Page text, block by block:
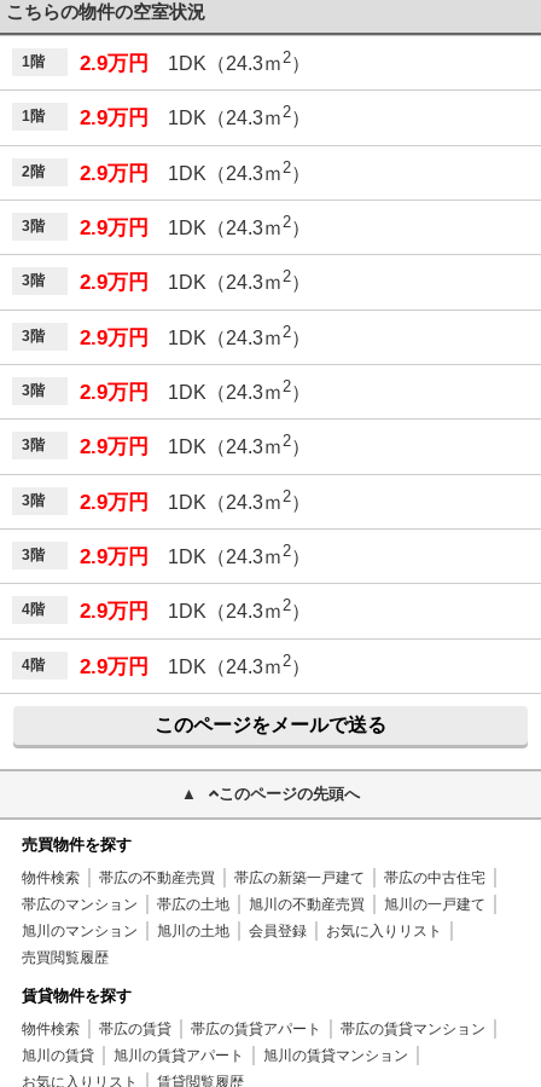
こちらの物件の空室状況
1階 2.9万円 1DK（24.3ｍ2）
1階 2.9万円 1DK（24.3ｍ2）
2階 2.9万円 1DK（24.3ｍ 2）
3階 2.9万円 1DK（24.3ｍ 2）
3階 2.9万円 1DK（24.3ｍ2）
3階 2.9万円 1DK（24.3ｍ 2）
3階 2.9万円 1DK（24.3ｍ 2）
3階 2.9万円 1DK（24.3ｍ2）
3階 2.9万円 1DK（24.3ｍ 2）
3階 2.9万円 1DK（24.3ｍ 2）
4階 2.9万円 1DK（24.3ｍ2）
4階 2.9万円 1DK（24.3ｍ 2）
このページをメールで送る
このページの先頭へ
売買物件を探す
物件検索 帯広の不動産売買 帯広の新築一戸建て
帯広の中古住宅
帯広のマンション
帯広の土地 旭川の不動産売買
旭川の一戸建て
旭川のマンション
旭川の土地 会員登録
お気に入りリスト
売買閲覧履歴
賃貸物件を探す
物件検索 帯広の賃貸 帯広の賃貸アパート
帯広の賃貸マンション
旭川の賃貸
旭川の賃貸アパート
旭川の賃貸マンション
お気に入りリスト
賃貸閲覧履歴